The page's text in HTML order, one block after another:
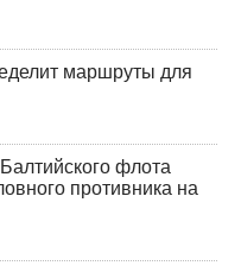
маршруты для
флота
противника на